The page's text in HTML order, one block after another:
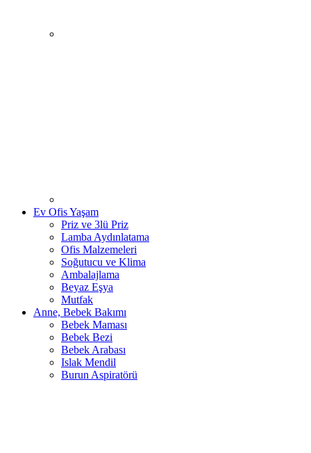
Ev Ofis Yaşam
Priz ve 3lü Priz
Lamba Aydınlatama
Ofis Malzemeleri
Soğutucu ve Klima
Ambalajlama
Beyaz Eşya
Mutfak
Anne, Bebek Bakımı
Bebek Maması
Bebek Bezi
Bebek Arabası
Islak Mendil
Burun Aspiratörü